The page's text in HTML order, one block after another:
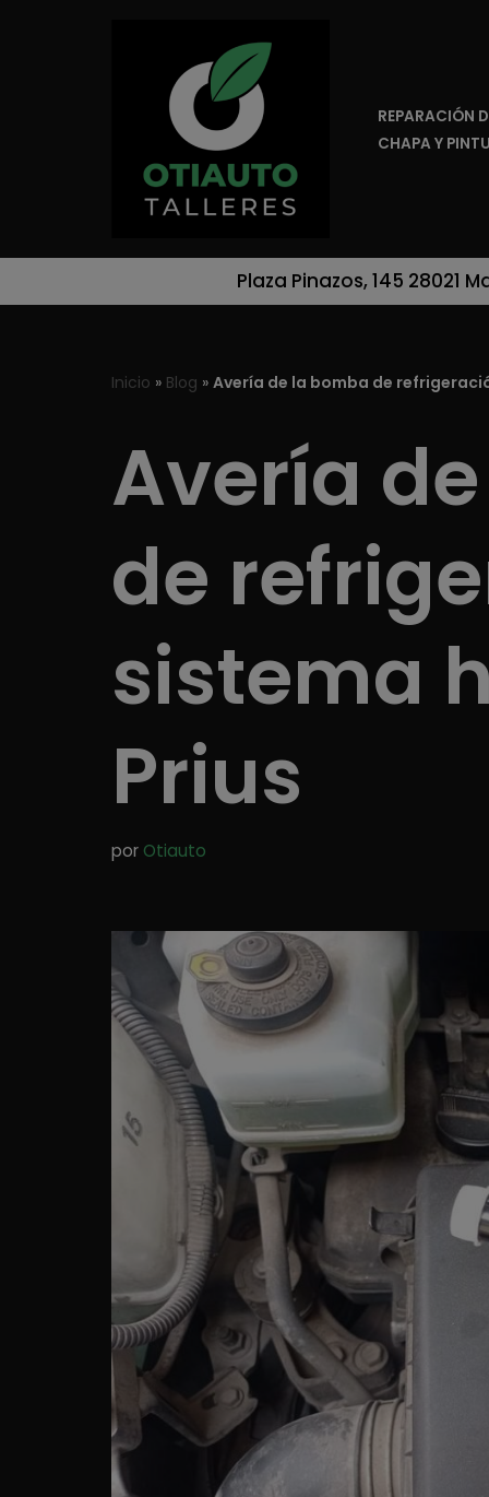
REPARACIÓN
CHAPA Y
Plaza Pinazos, 145 28021
Inicio » Blog » Avería de la bomba de
Avería
de
sistema
Prius
por Otiauto